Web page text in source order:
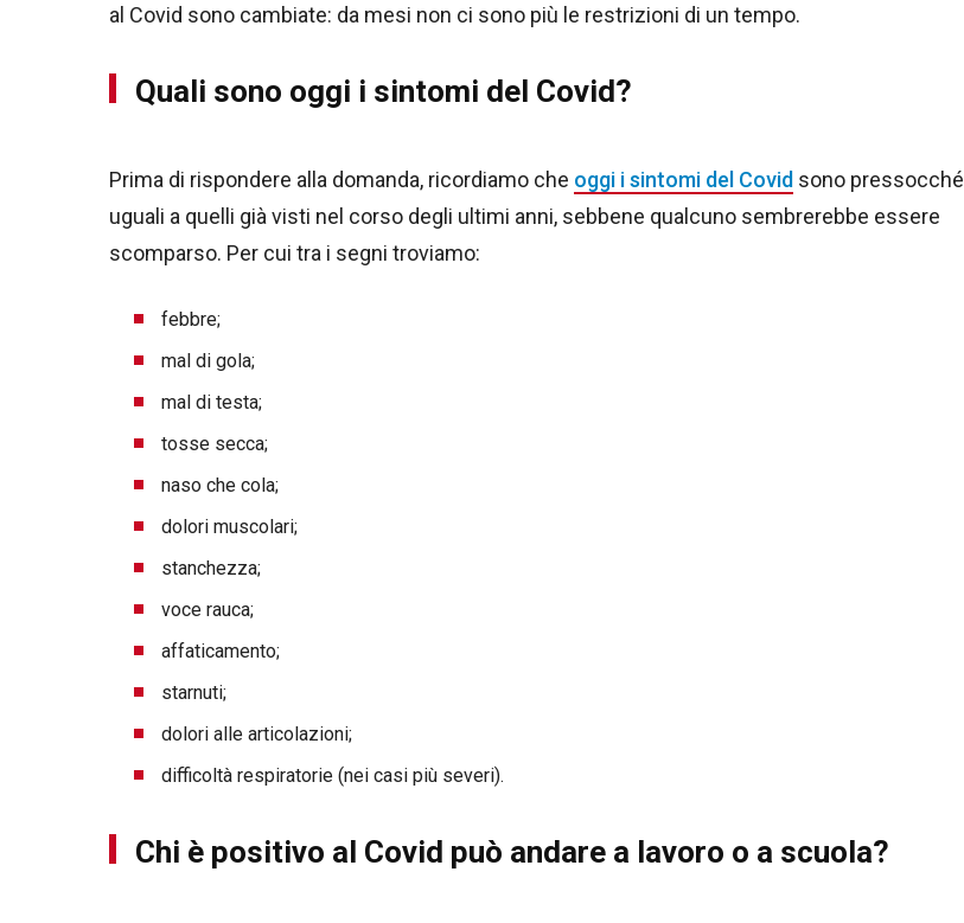
al Covid sono cambiate: da mesi non ci sono più le restrizioni di un tempo.
Quali sono oggi i sintomi del Covid?
Prima di rispondere alla domanda, ricordiamo che oggi i sintomi del Covid sono pressocché
uguali a quelli già visti nel corso degli ultimi anni, sebbene qualcuno sembrerebbe essere
scomparso. Per cui tra i segni troviamo:
febbre;
mal di gola;
mal di testa;
tosse secca;
naso che cola;
dolori muscolari;
stanchezza;
voce rauca;
affaticamento;
starnuti;
dolori alle articolazioni;
difficoltà respiratorie (nei casi più severi).
Chi è positivo al Covid può andare a lavoro o a scuola?